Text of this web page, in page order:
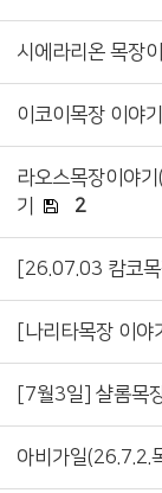
시에라리온 목장
이코이목장 이야
라오스목장이야
기
2
[26.07.03 캄코
[나리타목장 이
[7월3일] 샬롬목
아비가일(26.7.2.